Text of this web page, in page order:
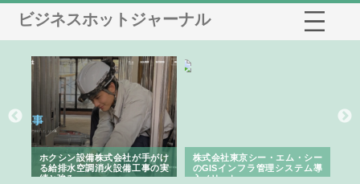
ビジネスホットジャーナル
ホクシン設備株式会社が手がけ
る給排水空調消火設備工事の実
績と強み
株式会社東京シー・エム・シー
のGISインフラ管理システム導
入メリット